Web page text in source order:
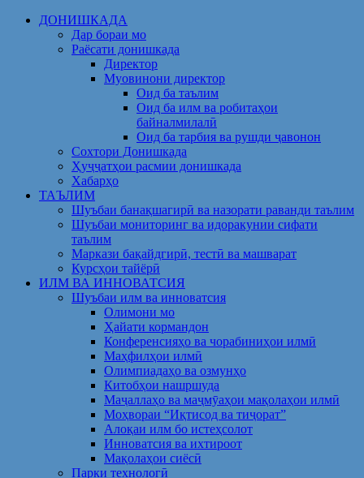
Skip
ДОНИШКАДА
Дар бораи мо
Раёсати донишкада
Директор
Муовинони директор
Оид ба таълим
Оид ба илм ва робитаҳои
байналмилалӣ
Оид ба тарбия ва рушди ҷавонон
Сохтори Донишкада
Ҳуҷҷатҳои расмии донишкада
Хабарҳо
ТАЪЛИМ
Шуъбаи банақшагирӣ ва назорати раванди таълим
Шуъбаи мониторинг ва идоракунии сифати
таълим
Маркази бақайдгирӣ, тестӣ ва машварат
Курсҳои тайёрӣ
ИЛМ ВА ИННОВАТСИЯ
Шуъбаи илм ва инноватсия
Олимони мо
Ҳайати кормандон
Конференсияҳо ва чорабиниҳои илмӣ
Маҳфилҳои илмӣ
Олимпиадаҳо ва озмунҳо
Китобҳои нашршуда
Маҷаллаҳо ва маҷмӯаҳои мақолаҳои илмӣ
Моҳвораи “Иқтисод ва тиҷорат”
Алоқаи илм бо истеҳсолот
Инноватсия ва ихтироот
Мақолаҳои сиёсӣ
Парки технологӣ